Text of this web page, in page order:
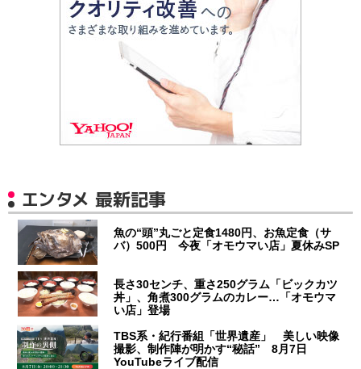
エンタメ 最新記事
魚の“頭”丸ごと定食1480円、お魚定食（サ
バ）500円 今夜「オモウマい店」夏休みSP
長さ30センチ、重さ250グラム「ビックカツ
丼」、角煮300グラムのカレー…「オモウマ
い店」登場
TBS系・紀行番組「世界遺産」 美しい映像
撮影、制作陣が明かす“秘話” 8月7日
YouTubeライブ配信